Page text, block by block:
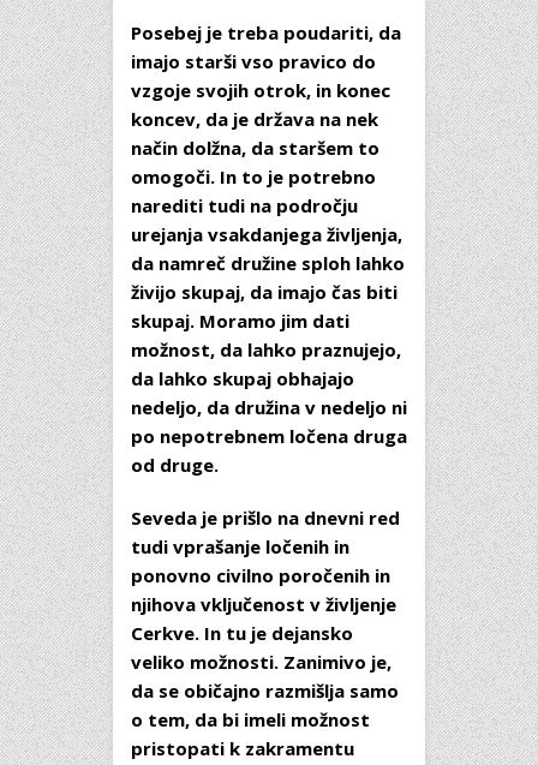
Posebej je treba poudariti, da
imajo starši vso pravico do
vzgoje svojih otrok, in konec
koncev, da je država na nek
način dolžna, da staršem to
omogoči. In to je potrebno
narediti tudi na področju
urejanja vsakdanjega življenja,
da namreč družine sploh lahko
živijo skupaj, da imajo čas biti
skupaj. Moramo jim dati
možnost, da lahko praznujejo,
da lahko skupaj obhajajo
nedeljo, da družina v nedeljo ni
po nepotrebnem ločena druga
od druge.
Seveda je prišlo na dnevni red
tudi vprašanje ločenih in
ponovno civilno poročenih in
njihova vključenost v življenje
Cerkve. In tu je dejansko
veliko možnosti. Zanimivo je,
da se običajno razmišlja samo
o tem, da bi imeli možnost
pristopati k zakramentu